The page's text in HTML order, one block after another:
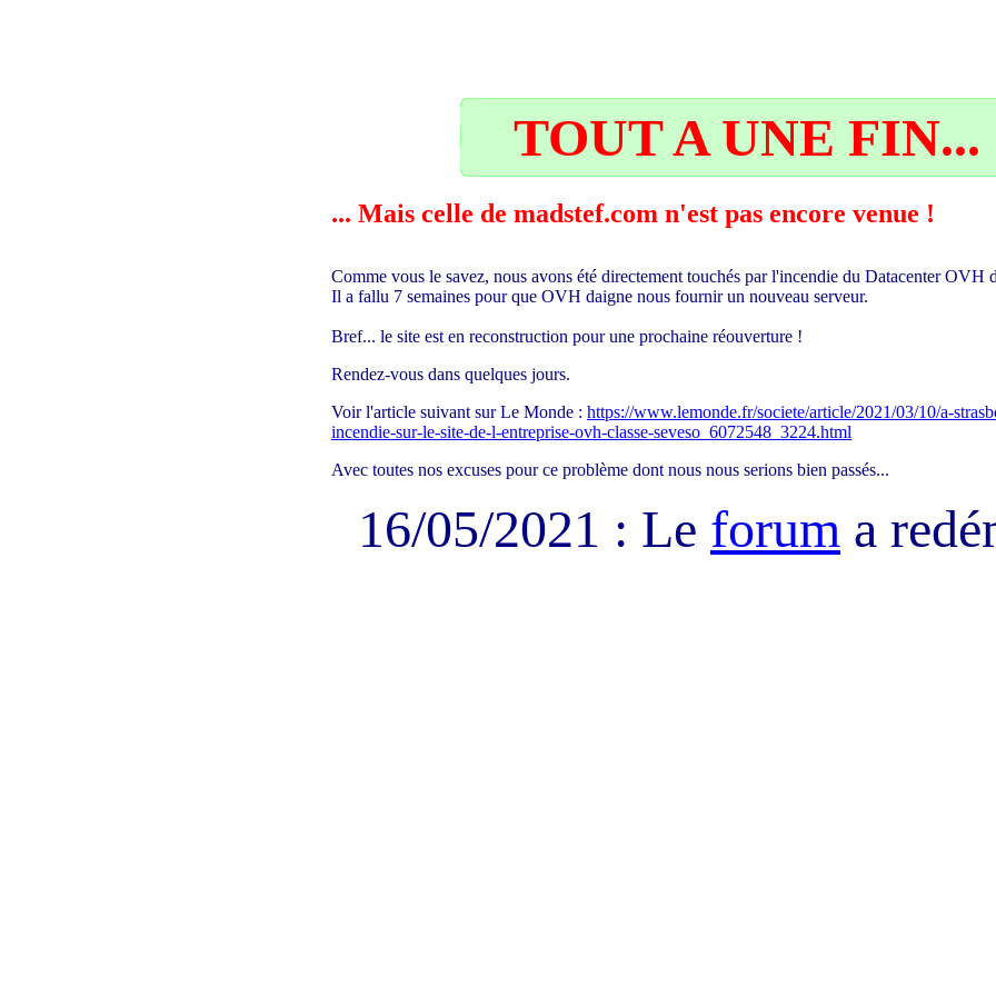
TOUT A UNE FIN...
... Mais celle de madstef.com n'est pas encore venue !
Comme vous le savez, nous avons été directement touchés par l'incendie du Datacenter OVH
Il a fallu 7 semaines pour que OVH daigne nous fournir un nouveau serveur.
Bref... le site est en reconstruction pour une prochaine réouverture !
Rendez-vous dans quelques jours.
Voir l'article suivant sur Le Monde : https://www.lemonde.fr/societe/article/2021/03/10/a-
incendie-sur-le-site-de-l-entreprise-ovh-classe-seveso_6072548_3224.html
Avec toutes nos excuses pour ce problème dont nous nous serions bien passés...
16/05/2021 : Le forum a